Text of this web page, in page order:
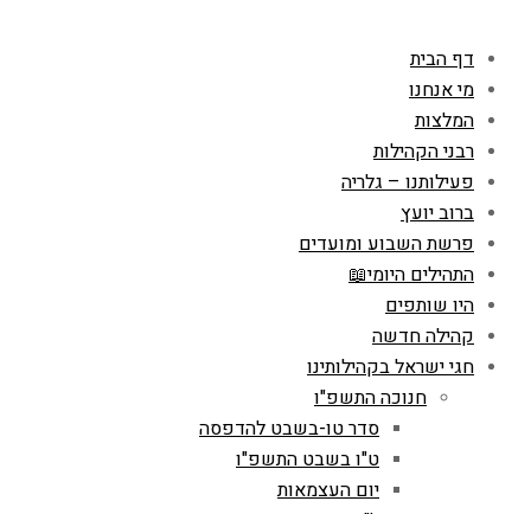
דף הבית
מי אנחנו
המלצות
רבני הקהילות
פעילותנו – גלריה
ברוב יועץ
פרשת השבוע ומועדים
התהילים היומי📖
היו שותפים
קהילה חדשה
חגי ישראל בקהילותינו
חנוכה התשפ"ו
סדר טו-בשבט להדפסה
ט"ו בשבט התשפ"ו
יום העצמאות